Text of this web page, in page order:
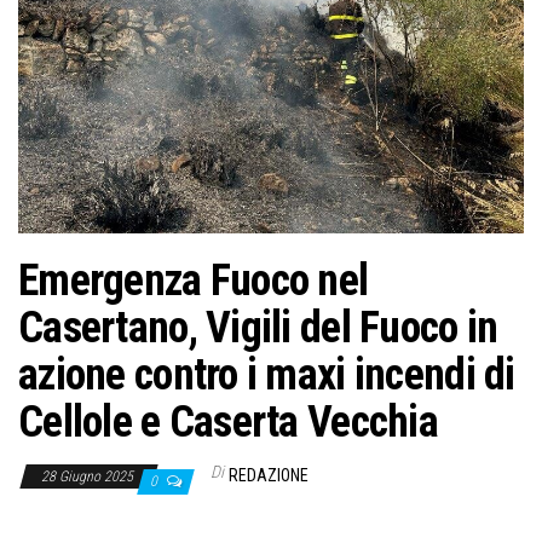
n
e
Emergenza Fuoco nel
Casertano, Vigili del Fuoco in
azione contro i maxi incendi di
Cellole e Caserta Vecchia
28 Giugno 2025 0 Di REDAZIONE